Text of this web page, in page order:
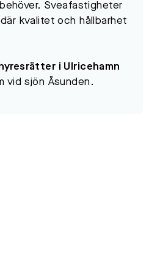
Sveafastigheter
där kvalitet och hållbarhet
i Ulricehamn
vid sjön Åsunden.